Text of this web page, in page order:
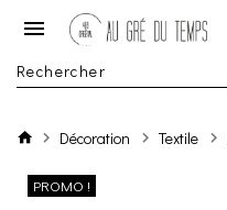
Décoration Textile
PROMO !